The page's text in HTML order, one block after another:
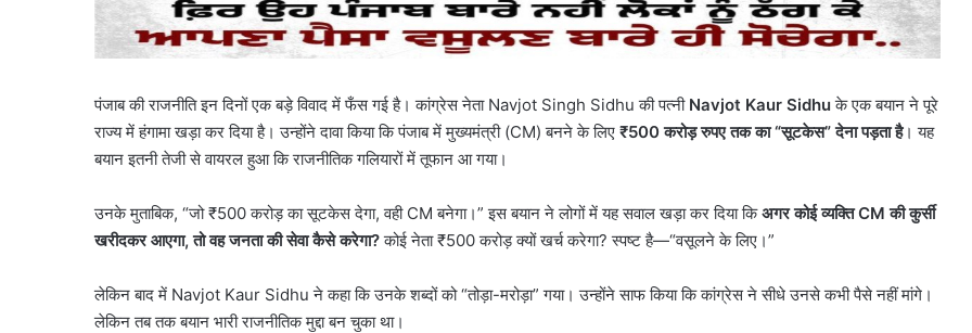
पंजाब की राजनीति इन दिनों एक बड़े विवाद में फँस गई है। कांग्रेस नेता Navjot Singh Sidhu की पत्नी Navjot Kaur Sidhuके एक बयान ने पूरे
राज्य में हंगामा खड़ा कर दिया है। उन्होंने दावा किया कि पंजाब में मुख्यमंत्री (CM) बनने के लिए ₹500करोड़ रुपए तक का“सूटकेस”देना पड़ता है। यह
बयान इतनी तेजी से वायरल हुआ कि राजनीतिक गलियारों में तूफान आ गया।
उनके मुताबिक, “जो ₹500 करोड़ का सूटकेस देगा, वही CM बनेगा।” इस बयान ने लोगों में यह सवाल खड़ा कर दिया किअगर कोई व्यक्तिCMकी कुर्सी
खरीदकर आएगा,तो वह जनता की सेवा कैसे करेगा?कोई नेता ₹500 करोड़ क्यों खर्च करेगा? स्पष्ट है—“वसूलने के लिए।”
लेकिन बाद में Navjot Kaur Sidhu ने कहा कि उनके शब्दों को “तोड़ा-मरोड़ा” गया। उन्होंने साफ किया कि कांग्रेस ने सीधे उनसे कभी पैसे नहीं मांगे।
लेकिन तब तक बयान भारी राजनीतिक मुद्दा बन चुका था।